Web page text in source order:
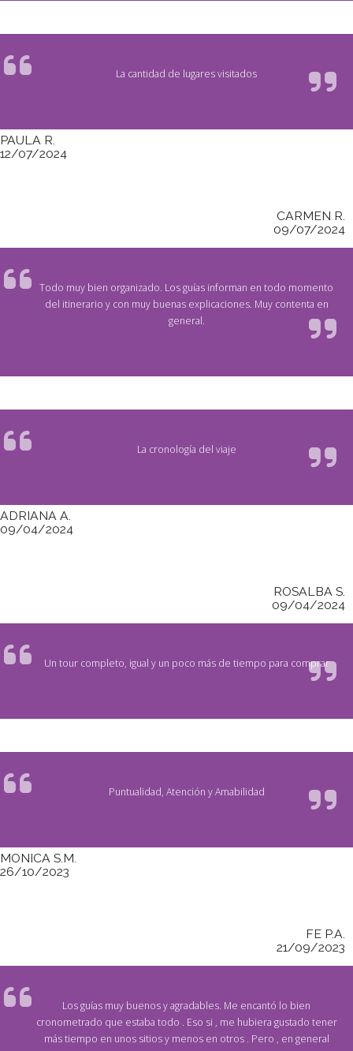
La cantidad de lugares visitados
PAULA R.
12/07/2024
CARMEN R.
09/07/2024
Todo muy bien organizado. Los guías informan en todo momento
del itinerario y con muy buenas explicaciones. Muy contenta en
general.
La cronología del viaje
ADRIANA A.
09/04/2024
ROSALBA S.
09/04/2024
Un tour completo, igual y un poco más de tiempo para comprar
Puntualidad, Atención y Amabilidad
MONICA S.M.
26/10/2023
FE P.A.
21/09/2023
Los guías muy buenos y agradables. Me encantó lo bien
cronometrado que estaba todo . Eso si , me hubiera gustado tener
más tiempo en unos sitios y menos en otros . Pero , en general